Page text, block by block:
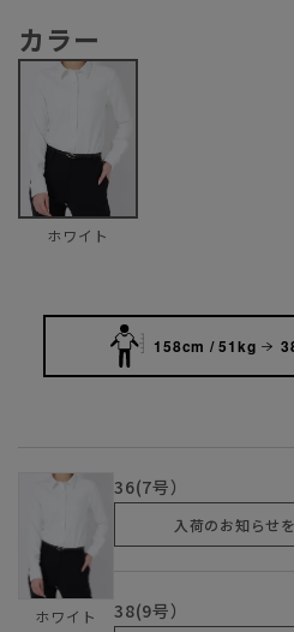
カラー
ホワイト
158cm / 51kg
ホワイト
36(7号）
入荷のお知らせ
38(9号）